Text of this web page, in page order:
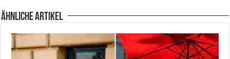
ähnliche Artikel